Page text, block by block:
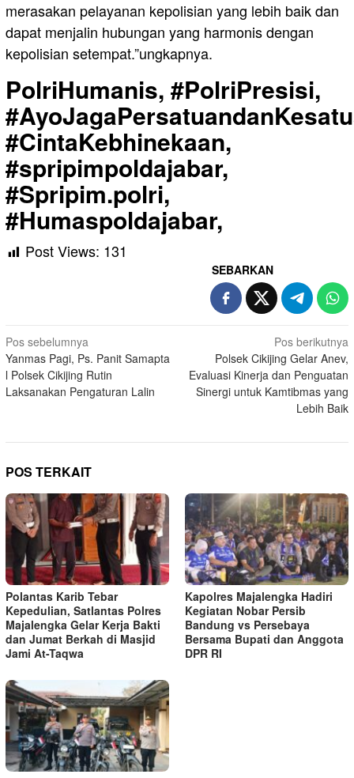
merasakan pelayanan kepolisian yang lebih baik dan
dapat menjalin hubungan yang harmonis dengan
kepolisian setempat.”ungkapnya.
PolriHumanis, #PolriPresisi,
#CintaKebhinekaan,
#spripimpoldajabar,
#Spripim.polri,
#Humaspoldajabar,
Post Views: 131
SEBARKAN
Navigasi
pos
Pos sebelumnya
Yanmas Pagi, Ps. Panit Samapta
l Polsek Cikijing Rutin
Laksanakan Pengaturan Lalin
Pos berikutnya
Polsek Cikijing Gelar Anev,
Evaluasi Kinerja dan Penguatan
Sinergi untuk Kamtibmas yang
Lebih Baik
POS TERKAIT
Polantas Karib Tebar
Kepedulian, Satlantas Polres
Majalengka Gelar Kerja Bakti
dan Jumat Berkah di Masjid
Jami At-Taqwa
Kapolres Majalengka Hadiri
Kegiatan Nobar Persib
Bandung vs Persebaya
Bersama Bupati dan Anggota
DPR RI